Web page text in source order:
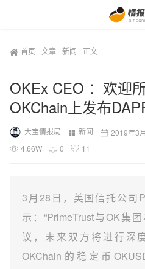
首页 -文章-新闻 - 正文
OKEx CEO ：欢迎
OKChain上发布
大宝情报局 新闻
2019年3
4.66W
0 11
3月28日，美国信托公司
示：“PrimeTrust与OK集
议，未来双方将进行深
OKChain的稳定币